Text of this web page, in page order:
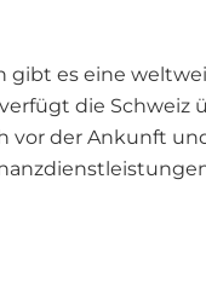
es eine
die
vor der Ankunft